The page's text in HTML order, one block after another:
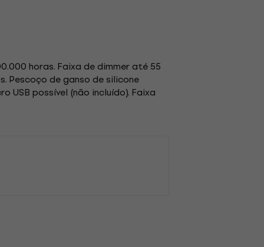
horas. Faixa de dimmer até 55
Pescoço de ganso de silicone
USB possível (não incluído). Faixa